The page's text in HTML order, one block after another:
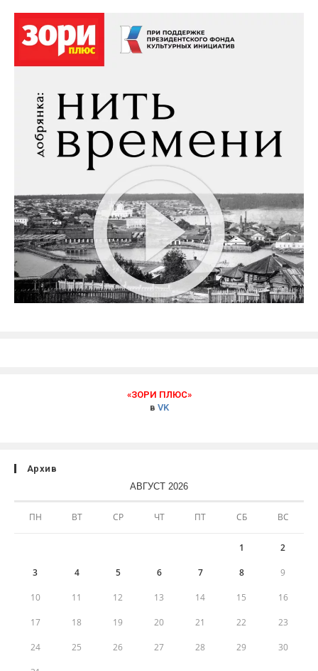
«ЗОРИ ПЛЮС»
в VK
Архив
АВГУСТ 2026
ПН ВТ СР ЧТ ПТ СБ ВС
1 2
3 4 5 6 7 8 9
10 11 12 13 14 15 16
17 18 19 20 21 22 23
24 25 26 27 28 29 30